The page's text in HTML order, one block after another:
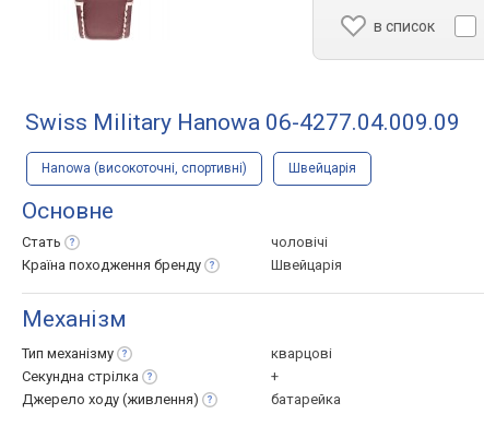
в список
Swiss Military Hanowa 06-4277.04.009.09
Hanowa (високоточні, спортивні) Швейцарія
Основне
Стать
чоловічі
Країна походження бренду Швейцарія
Механізм
Тип механізму
кварцові
Секундна стрілка
+
Джерело ходу (живлення) батарейка